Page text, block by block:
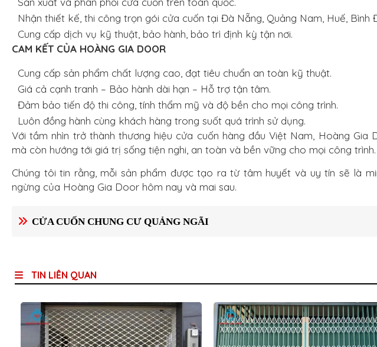
Nhận thiết kế, thi công trọn gói cửa cuốn tại Đà Nẵng, Quảng Nam, Huế, Bình
Cung cấp dịch vụ kỹ thuật, bảo hành, bảo trì định kỳ tận nơi.
CAM KẾT CỦA HOÀNG GIA DOOR
Cung cấp sản phẩm chất lượng cao, đạt tiêu chuẩn an toàn kỹ thuật.
Giá cả cạnh tranh – Bảo hành dài hạn – Hỗ trợ tận tâm.
Đảm bảo tiến độ thi công, tính thẩm mỹ và độ bền cho mọi công trình.
Luôn đồng hành cùng khách hàng trong suốt quá trình sử dụng.
Với tầm nhìn trở thành thương hiệu cửa cuốn hàng đầu Việt Nam, Hoàng
mà còn hướng tới giá trị sống tiện nghi, an toàn và bền vững cho mọi công trình.
Chúng tôi tin rằng, mỗi sản phẩm được tạo ra từ tâm huyết và uy tín sẽ là
ngừng của Hoàng Gia Door hôm nay và mai sau.
CỬA CUỐN CHUNG CƯ QUẢNG NGÃI
TIN LIÊN QUAN